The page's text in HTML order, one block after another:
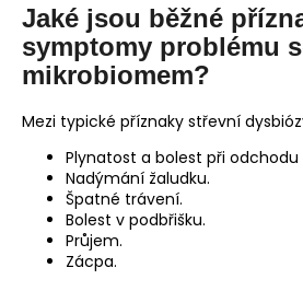
Jaké jsou běžné
symptomy problému
mikrobiomem?
Mezi typické příznaky střevní
Plynatost a bolest při odchodu
Nadýmání žaludku.
Špatné trávení.
Bolest v podbřišku.
Průjem.
Zácpa.